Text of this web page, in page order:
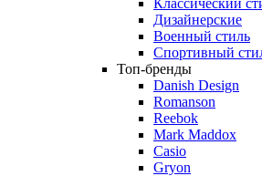
Классический
Дизайнерские
Военный стиль
Спортивный
Топ-бренды
Danish Design
Romanson
Reebok
Mark Maddox
Casio
Gryon